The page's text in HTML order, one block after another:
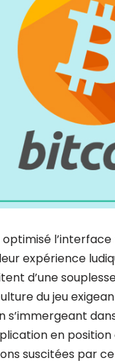
optimisé
expérience
d’une
du jeu
s’immergeant
en
suscitées par